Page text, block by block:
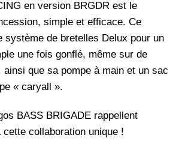
en version BRGDR est le
simple et efficace. Ce
système de bretelles Delux pour un
une fois gonflé, même sur de
ainsi que sa pompe à main et un sac
« caryall ».
BASS BRIGADE rappellent
cette collaboration unique !